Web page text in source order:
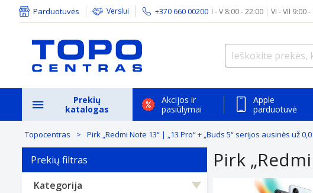
Parduotuvės Verslui +370 660 00200 I - V 8:00 - 22:00 | VI - VII 9:00
Prekių
katalogas
Akcijos ir
pasiūlymai
Apple
parduotuvė
Topocentras Pirk „Redmi Note 13“ | „13 Pro“ + „Buds 5“ serijos ausinės už
Prekių filtras
Kategorija
Pirk